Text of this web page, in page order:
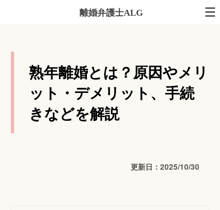
離婚弁護士ALG
熟年離婚とは？原因やメリ
ット・デメリット、手続
きなどを解説
更新日：2025/10/30